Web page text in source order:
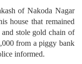
of Nakoda Nagar
house that remained
and stole gold chain of
from a piggy bank
informed.